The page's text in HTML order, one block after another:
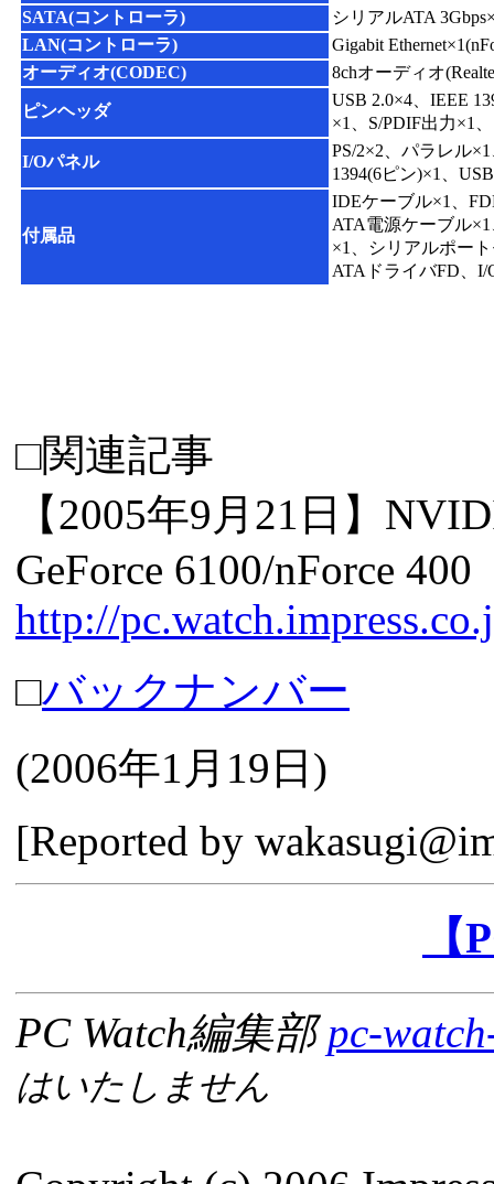
SATA(コントローラ)
シリアルATA
LAN(コントローラ)
Gigabit
オーディオ(CODEC)
8chオーディオ
ピンヘッダ
USB 2.0×4、IEEE
×1、S/PDIF出力×1
I/Oパネル
PS/2×2、パラレル
1394(6ピン)×1、
付属品
IDEケーブル×1、
ATA電源ケーブル
×1、シリアルポー
ATAドライバFD、
□関連記事
【2005年9月21日】
GeForce 6100/nForce 400
http://
□バックナンバー
(2006年1月19日 )
[Reported by
PC Watch編集部pc-
はいたしません